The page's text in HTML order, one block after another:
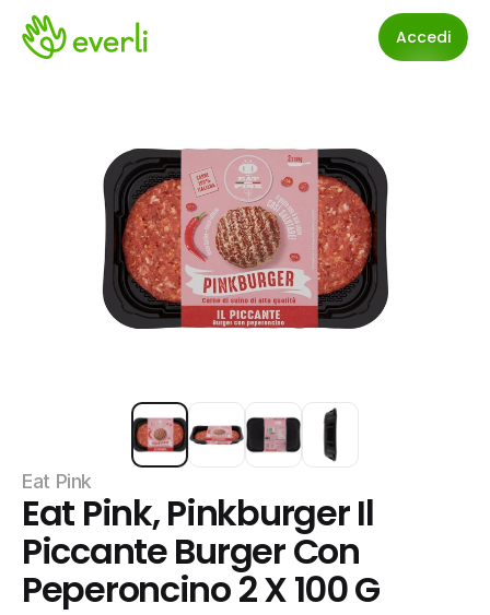
Accedi
Eat Pink
Eat Pink, Pinkburger Il
Piccante Burger Con
Peperoncino 2 X 100 G